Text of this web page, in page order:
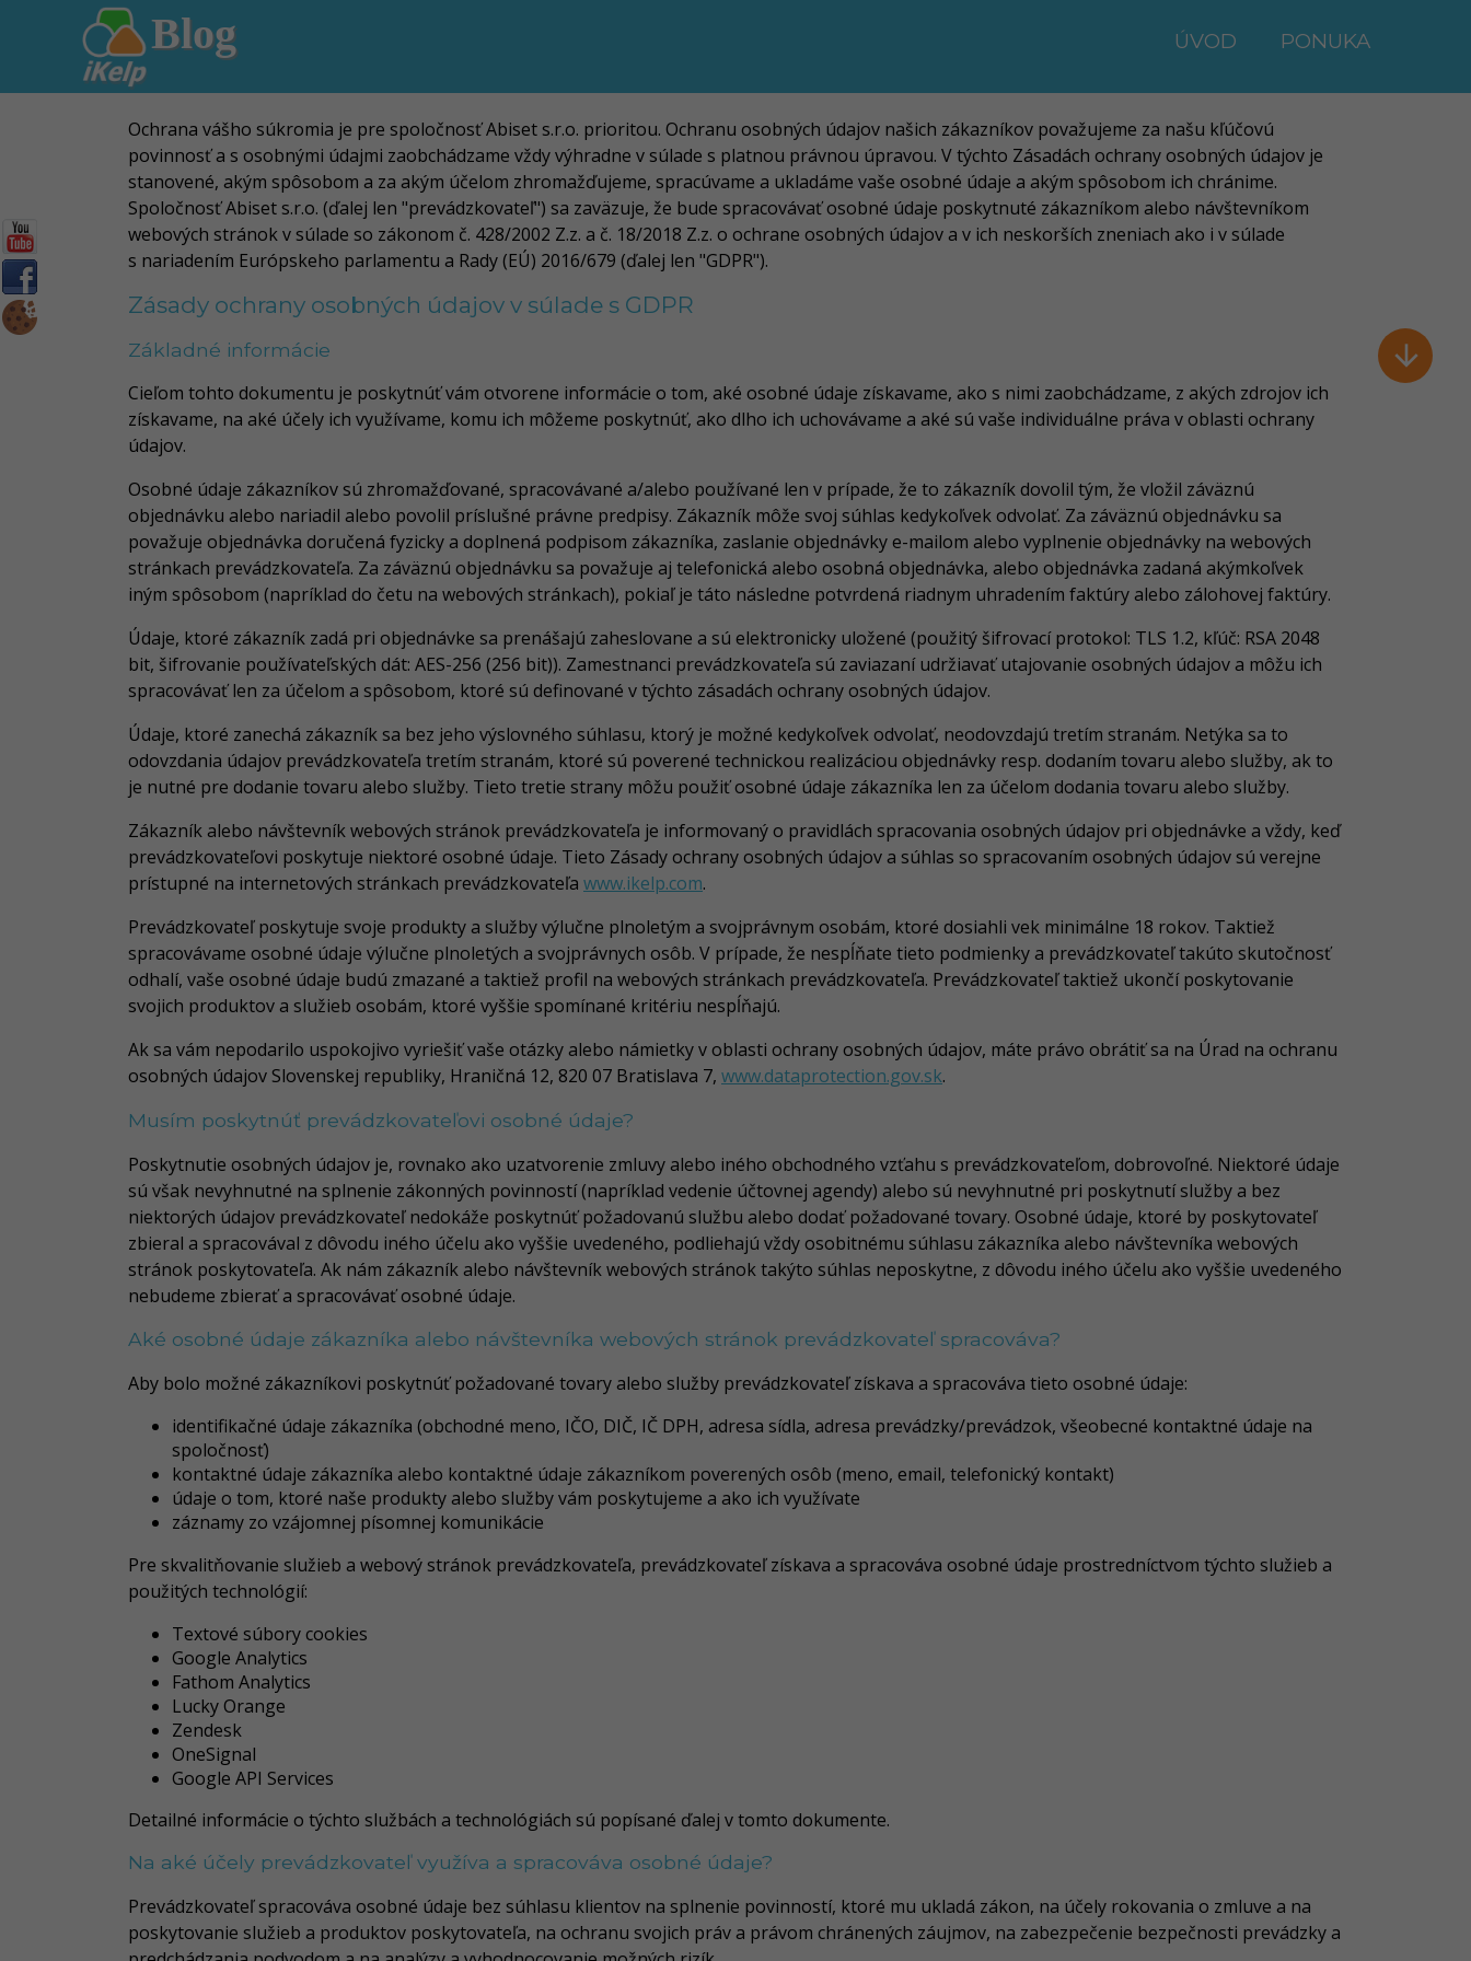
Blog ÚVOD PONUKA

Ochrana vášho súkromia je pre spoločnosť Abiset s.r.o. prioritou. Ochranu osobných údajov našich zákazníkov považujeme za našu kľúčovú
povinnosť a s osobnými údajmi zaobchádzame vždy výhradne v súlade s platnou právnou úpravou. V týchto Zásadách ochrany osobných údajov je
stanovené, akým spôsobom a za akým účelom zhromažďujeme, spracúvame a ukladáme vaše osobné údaje a akým spôsobom ich chránime.
Spoločnosť Abiset s.r.o. (ďalej len "prevádzkovateľ") sa zaväzuje, že bude spracovávať osobné údaje poskytnuté zákazníkom alebo návštevníkom
webových stránok v súlade so zákonom č. 428/2002 Z.z. a č. 18/2018 Z.z. o ochrane osobných údajov a v ich neskorších zneniach ako i v súlade
s nariadením Európskeho parlamentu a Rady (EÚ) 2016/679 (ďalej len "GDPR").
Zásady ochrany osobných údajov v súlade s GDPR
Základné informácie
Cieľom tohto dokumentu je poskytnúť vám otvorene informácie o tom, aké osobné údaje získavame, ako s nimi zaobchádzame, z akých zdrojov ich
získavame, na aké účely ich využívame, komu ich môžeme poskytnúť, ako dlho ich uchovávame a aké sú vaše individuálne práva v oblasti ochrany
údajov.
Osobné údaje zákazníkov sú zhromažďované, spracovávané a/alebo používané len v prípade, že to zákazník dovolil tým, že vložil záväznú
objednávku alebo nariadil alebo povolil príslušné právne predpisy. Zákazník môže svoj súhlas kedykoľvek odvolať. Za záväznú objednávku sa
považuje objednávka doručená fyzicky a doplnená podpisom zákazníka, zaslanie objednávky e-mailom alebo vyplnenie objednávky na webových
stránkach prevádzkovateľa. Za záväznú objednávku sa považuje aj telefonická alebo osobná objednávka, alebo objednávka zadaná akýmkoľvek
iným spôsobom (napríklad do četu na webových stránkach), pokiaľ je táto následne potvrdená riadnym uhradením faktúry alebo zálohovej faktúry.
Údaje, ktoré zákazník zadá pri objednávke sa prenášajú zaheslovane a sú elektronicky uložené (použitý šifrovací protokol: TLS 1.2, kľúč: RSA 2048
bit, šifrovanie používateľských dát: AES-256 (256 bit)). Zamestnanci prevádzkovateľa sú zaviazaní udržiavať utajovanie osobných údajov a môžu ich
spracovávať len za účelom a spôsobom, ktoré sú definované v týchto zásadách ochrany osobných údajov.
Údaje, ktoré zanechá zákazník sa bez jeho výslovného súhlasu, ktorý je možné kedykoľvek odvolať, neodovzdajú tretím stranám. Netýka sa to
odovzdania údajov prevádzkovateľa tretím stranám, ktoré sú poverené technickou realizáciou objednávky resp. dodaním tovaru alebo služby, ak to
je nutné pre dodanie tovaru alebo služby. Tieto tretie strany môžu použiť osobné údaje zákazníka len za účelom dodania tovaru alebo služby.
Zákazník alebo návštevník webových stránok prevádzkovateľa je informovaný o pravidlách spracovania osobných údajov pri objednávke a vždy, keď
prevádzkovateľovi poskytuje niektoré osobné údaje. Tieto Zásady ochrany osobných údajov a súhlas so spracovaním osobných údajov sú verejne
prístupné na internetových stránkach prevádzkovateľa www.ikelp.com.
Prevádzkovateľ poskytuje svoje produkty a služby výlučne plnoletým a svojprávnym osobám, ktoré dosiahli vek minimálne 18 rokov. Taktiež
spracovávame osobné údaje výlučne plnoletých a svojprávnych osôb. V prípade, že nespĺňate tieto podmienky a prevádzkovateľ takúto skutočnosť
odhalí, vaše osobné údaje budú zmazané a taktiež profil na webových stránkach prevádzkovateľa. Prevádzkovateľ taktiež ukončí poskytovanie
svojich produktov a služieb osobám, ktoré vyššie spomínané kritériu nespĺňajú.
Ak sa vám nepodarilo uspokojivo vyriešiť vaše otázky alebo námietky v oblasti ochrany osobných údajov, máte právo obrátiť sa na Úrad na ochranu
osobných údajov Slovenskej republiky, Hraničná 12, 820 07 Bratislava 7, www.dataprotection.gov.sk.
Musím poskytnúť prevádzkovateľovi osobné údaje?
Poskytnutie osobných údajov je, rovnako ako uzatvorenie zmluvy alebo iného obchodného vzťahu s prevádzkovateľom, dobrovoľné. Niektoré údaje
sú však nevyhnutné na splnenie zákonných povinností (napríklad vedenie účtovnej agendy) alebo sú nevyhnutné pri poskytnutí služby a bez
niektorých údajov prevádzkovateľ nedokáže poskytnúť požadovanú službu alebo dodať požadované tovary. Osobné údaje, ktoré by poskytovateľ
zbieral a spracovával z dôvodu iného účelu ako vyššie uvedeného, podliehajú vždy osobitnému súhlasu zákazníka alebo návštevníka webových
stránok poskytovateľa. Ak nám zákazník alebo návštevník webových stránok takýto súhlas neposkytne, z dôvodu iného účelu ako vyššie uvedeného
nebudeme zbierať a spracovávať osobné údaje.
Aké osobné údaje zákazníka alebo návštevníka webových stránok prevádzkovateľ spracováva?
Aby bolo možné zákazníkovi poskytnúť požadované tovary alebo služby prevádzkovateľ získava a spracováva tieto osobné údaje:
identifikačné údaje zákazníka (obchodné meno, IČO, DIČ, IČ DPH, adresa sídla, adresa prevádzky/prevádzok, všeobecné kontaktné údaje na
spoločnosť)
kontaktné údaje zákazníka alebo kontaktné údaje zákazníkom poverených osôb (meno, email, telefonický kontakt)
údaje o tom, ktoré naše produkty alebo služby vám poskytujeme a ako ich využívate
záznamy zo vzájomnej písomnej komunikácie
Pre skvalitňovanie služieb a webový stránok prevádzkovateľa, prevádzkovateľ získava a spracováva osobné údaje prostredníctvom týchto služieb a
použitých technológií:
Textové súbory cookies
Google Analytics
Fathom Analytics
Lucky Orange
Zendesk
OneSignal
Google API Services
Detailné informácie o týchto službách a technológiách sú popísané ďalej v tomto dokumente.
Na aké účely prevádzkovateľ využíva a spracováva osobné údaje?
Prevádzkovateľ spracováva osobné údaje bez súhlasu klientov na splnenie povinností, ktoré mu ukladá zákon, na účely rokovania o zmluve a na
poskytovanie služieb a produktov poskytovateľa, na ochranu svojich práv a právom chránených záujmov, na zabezpečenie bezpečnosti prevádzky a